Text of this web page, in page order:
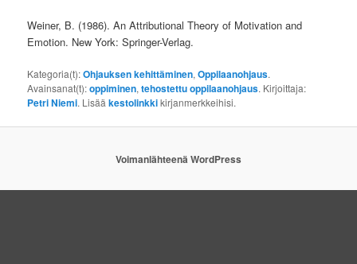
Weiner, B. (1986). An Attributional Theory of Motivation and
Emotion. New York: Springer-Verlag.
Kategoria(t):Ohjauksen kehittäminen,Oppilaanohjaus.
Avainsanat(t):oppiminen,tehostettu oppilaanohjaus. Kirjoittaja:
Petri Niemi. Lisääkestolinkkikirjanmerkkeihisi.
Voimanlähteenä WordPress